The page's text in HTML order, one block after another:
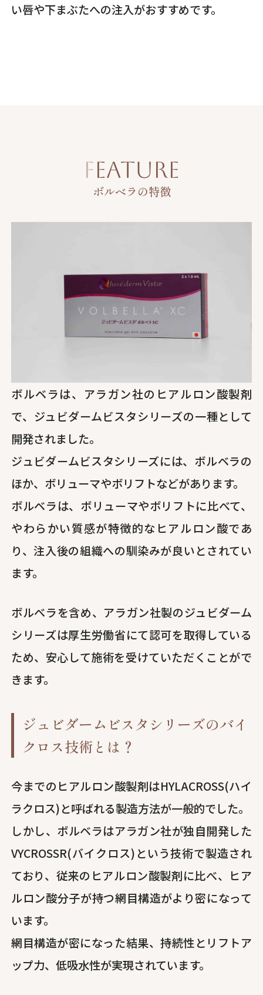
い唇や下まぶたへの注入がおすすめです。
FEATURE
ボルベラの特徴
ボルベラは、アラガン社のヒアルロン酸製剤
で、ジュビダームビスタシリーズの一種として
開発されました。
ジュビダームビスタシリーズには、ボルベラの
ほか、ボリューマやボリフトなどがあります。
ボルベラは、ボリューマやボリフトに比べて、
やわらかい質感が特徴的なヒアルロン酸であ
り、注入後の組織への馴染みが良いとされてい
ます。
ボルベラを含め、アラガン社製のジュビダーム
シリーズは厚生労働省にて認可を取得している
ため、安心して施術を受けていただくことがで
きます。
ジュビダームビスタシリーズのバイ
クロス技術とは？
今までのヒアルロン酸製剤はHYLACROSS(ハイ
ラクロス)と呼ばれる製造方法が一般的でした。
しかし、ボルベラはアラガン社が独自開発した
VYCROSSR(バイクロス)という技術で製造され
ており、従来のヒアルロン酸製剤に比べ、ヒア
ルロン酸分子が持つ網目構造がより密になって
います。
網目構造が密になった結果、持続性とリフトア
ップ力、低吸水性が実現されています。